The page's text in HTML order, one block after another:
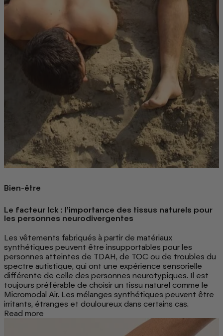
Bien-être
Le facteur Ick : l’importance des tissus naturels pour
les personnes neurodivergentes
Les vêtements fabriqués à partir de matériaux
synthétiques peuvent être insupportables pour les
personnes atteintes de TDAH, de TOC ou de troubles du
spectre autistique, qui ont une expérience sensorielle
différente de celle des personnes neurotypiques. Il est
toujours préférable de choisir un tissu naturel comme le
Micromodal Air. Les mélanges synthétiques peuvent être
irritants, étranges et douloureux dans certains cas.
Read more